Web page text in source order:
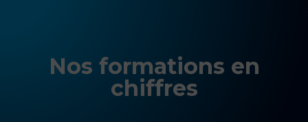
Nos formations en
chiffres